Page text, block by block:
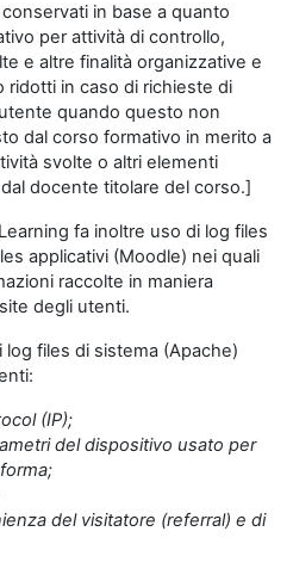
in base a quanto
per attività di controllo,
e altre finalità organizzative e
ridotti in caso di richieste di
quando questo non
dal corso formativo in merito a
svolte o altri elementi
docente titolare del corso.]
fa inoltre uso di log files
applicativi (Moodle) nei quali
raccolte in maniera
degli utenti.
files di sistema (Apache)
(IP);
del dispositivo usato per
del visitatore (referral) e di